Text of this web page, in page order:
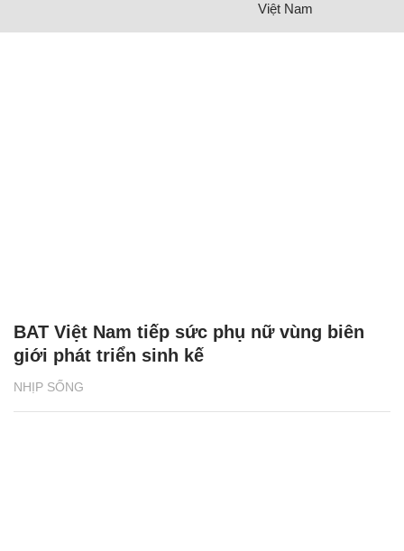
Việt Nam
NHỊP SỐNG
BAT Việt Nam tiếp sức phụ nữ vùng biên
giới phát triển sinh kế